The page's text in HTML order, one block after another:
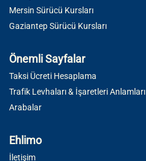
Mersin Sürücü Kursları
Gaziantep Sürücü Kursları
Önemli Sayfalar
Taksi Ücreti Hesaplama
Trafik Levhaları & İşaretleri Anlamları
Arabalar
Ehlimo
İletişim